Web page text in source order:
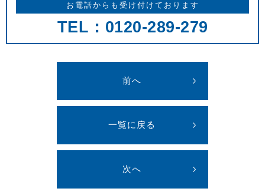
お電話からも受け付けております
TEL：0120-289-279
前へ
一覧に戻る
次へ